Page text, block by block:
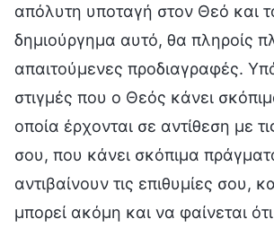
απόλυτη υποταγή στον Θεό και
δημιούργημα αυτό, θα πληροίς
απαιτούμενες προδιαγραφές.
στιγμές που ο Θεός κάνει
οποία έρχονται σε αντίθεση με
σου, που κάνει σκόπιμα
αντιβαίνουν τις επιθυμίες σου,
μπορεί ακόμη και να φαίνεται